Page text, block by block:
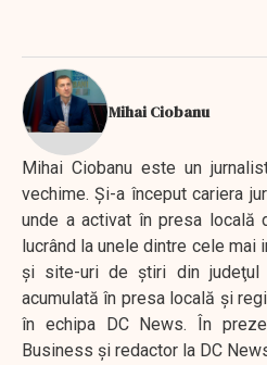
Mihai Ciobanu
Mihai Ciobanu este un
vechime. Şi-a început cariera
unde a activat în presa locală
lucrând la unele dintre cele mai
şi site-uri de ştiri din judeţul
acumulată în presa locală şi
în echipa DC News. În
Business şi redactor la DC